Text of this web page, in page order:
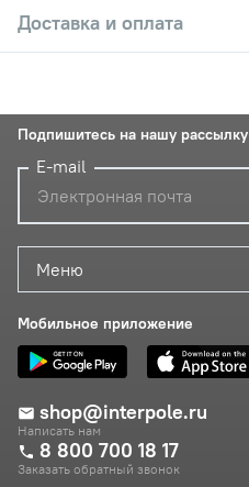
Доставка и оплата
Меню
Мобильное приложение
shop@interpole.ru
Написать нам
8 800 700 18 17
Заказать обратный звонок
Подпишитесь на нашу рассылку
E-mail